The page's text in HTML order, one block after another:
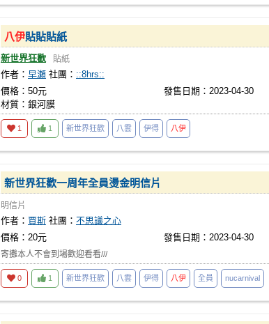
八伊貼貼貼紙
新世界狂歡 貼紙
作者： 早瀬 社團： ::8hrs::
價格：50元
發售日期：2023-04-30
材質：銀河膜
1 1 新世界狂歡 八雲 伊得 八伊
新世界狂歡一周年全員燙金明信片
明信片
作者： 賈斯 社團： 不思議之心
價格：20元
發售日期：2023-04-30
寄攤本人不會到場歡迎看看///
0 1 新世界狂歡 八雲 伊得 八伊 全員 nucarnival